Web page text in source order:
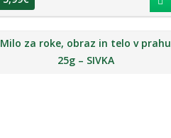
Milo za roke, obraz in telo v prahu
25g – SIVKA